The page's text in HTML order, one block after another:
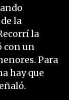
la
la
con un
Para
hay que